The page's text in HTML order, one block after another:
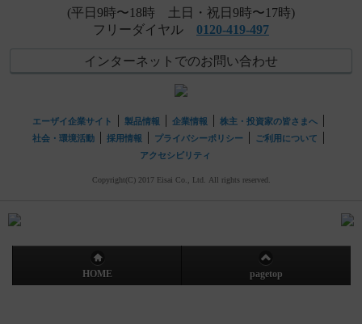
(平日9時〜18時 土日・祝日9時〜17時)
フリーダイヤル 0120-419-497
インターネットでのお問い合わせ
エーザイ企業サイト 製品情報 企業情報
株主・投資家の皆さまへ
社会・環境活動
採用情報 プライバシーポリシー
ご利用について
アクセシビリティ
Copyright(C) 2017 Eisai Co., Ltd. All rights reserved.
HOME pagetop